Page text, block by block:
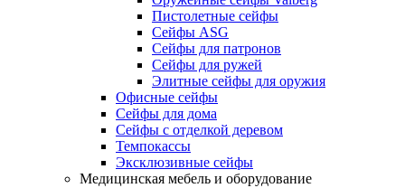
Пистолетные сейфы
Сейфы ASG
Сейфы для патронов
Сейфы для ружей
Элитные сейфы для оружия
Офисные сейфы
Сейфы для дома
Сейфы с отделкой деревом
Темпокассы
Эксклюзивные сейфы
Медицинская мебель и оборудование